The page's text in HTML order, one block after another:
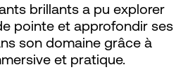
brillants a pu explorer
pointe et approfondir ses
son domaine grâce à
et pratique.